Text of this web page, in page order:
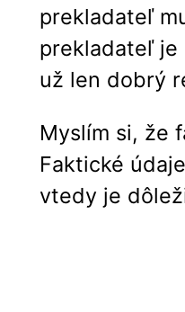
prekladateľ
prekladateľ je
už len dobrý
Myslím si, že
Faktické
vtedy je